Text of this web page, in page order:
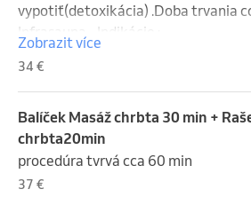
môže priniesť viac než len hebkú
priniesť pokoj.
vypotiť(detoxikácia) .Doba trvania
Infrasauna - Indikácie :
Zvyšuje rozťažnosť kolagénových tkanív
Čistí kožu do hĺbky , zlepšuje akné ekzémy , psoriazu
, popáleniny, rôzne poškodenia kože
Spaľuje kalórie - znižuje hmotnosť
odstraňovať celulitídu
Znižuje stuhnutosť kĺbov ,
Zobrazit více
34 €
Balíček Masáž chrbta 30 min +
chrbta20min
procedúra tvrvá cca 60 min
37 €